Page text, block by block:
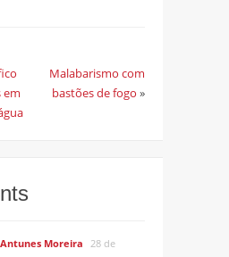
em
Malabarismo com
bastões de fogo »
Moreira 28 de